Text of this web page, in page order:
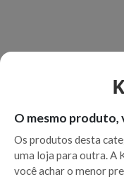
Economize R$ 27,00
O mesmo produto,
Os produtos desta
uma loja para outra. A
você achar o menor